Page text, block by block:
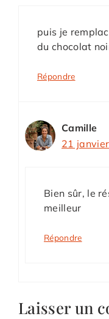
puis je
du chocolat
Répondre
Camille
21
Bien sûr, le
meilleur
Répondre
Laisser un